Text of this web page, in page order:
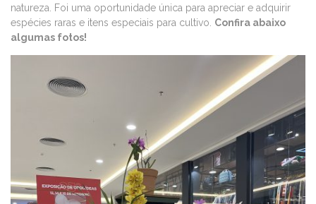
natureza. Foi uma oportunidade única para apreciar e adquirir
espécies raras e itens especiais para cultivo. Confira abaixo
algumas fotos!